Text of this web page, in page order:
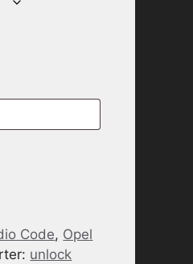
Code, Opel
unlock